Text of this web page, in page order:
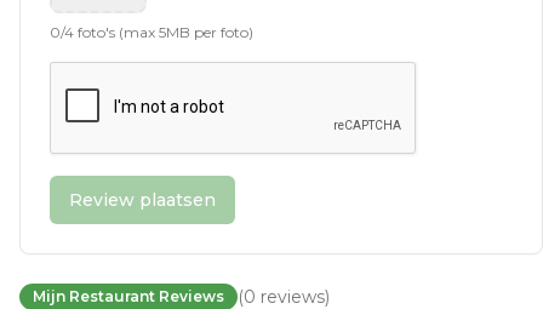
0/4 foto's (max 5MB per foto)
Review plaatsen
Mijn Restaurant Reviews (0 reviews)